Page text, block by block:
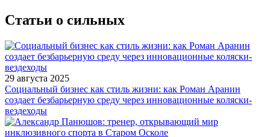
Статьи о сильных
29 августа 2025
Социальный бизнес как стиль жизни: как Роман Аранин
создает безбарьерную среду через инновационные коляски-
вездеходы